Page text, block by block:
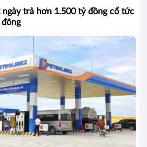
ngày trả hơn 1.500 tỷ đồng cổ tức